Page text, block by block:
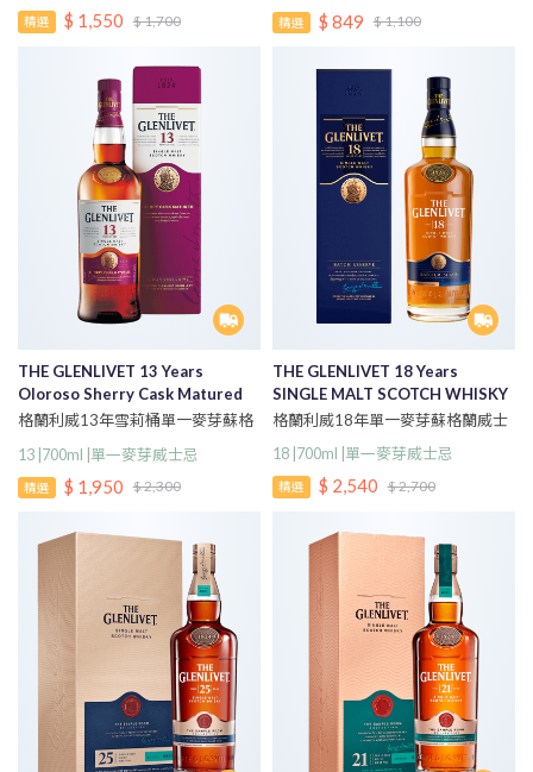
精選 $ 1,550 $ 1,700 精選 $ 849 $ 1,100
THE GLENLIVET 13 Years
Oloroso Sherry Cask Matured
Single Malt Scotch Whisky
格蘭利威13年雪莉桶單一麥芽蘇格
蘭威士忌
13 |700ml |單一麥芽威士忌
精選 $ 1,950 $ 2,300
THE GLENLIVET 18 Years
SINGLE MALT SCOTCH WHISKY
格蘭利威18年單一麥芽蘇格蘭威士
忌700ml
18 |700ml |單一麥芽威士忌
精選 $ 2,540 $ 2,700